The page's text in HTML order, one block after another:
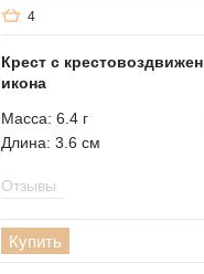
4
Крест с
икона
Масса: 6.4 г
Длина: 3.6 см
Отзывы
Купить